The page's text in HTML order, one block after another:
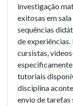
investigação
exitosas em
sequências
de
cursistas,
tutoriais
disciplina
envio de tarefas